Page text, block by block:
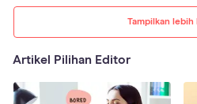
Tampilkan lebih
Artikel Pilihan Editor